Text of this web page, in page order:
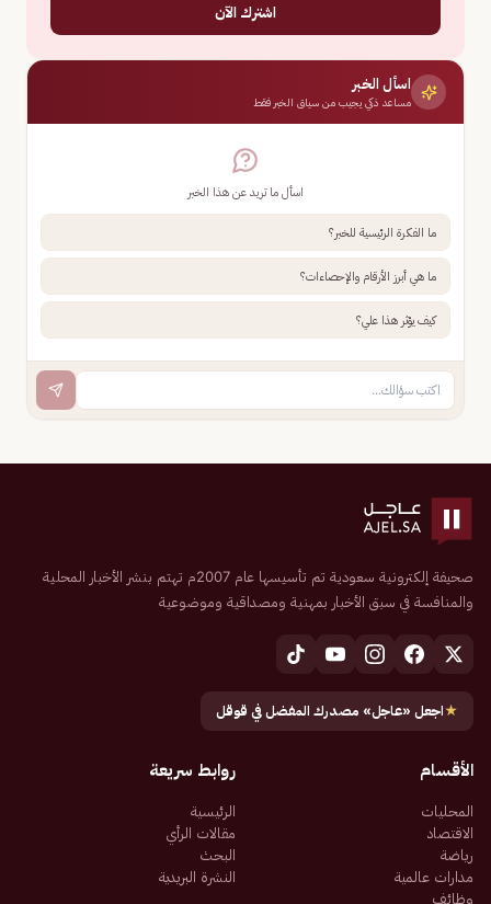
اشترك الآن
اسأل الخبر
مساعد ذكي يجيب من سياق الخبر فقط
اسأل ما تريد عن هذا الخبر
ما الفكرة الرئيسية للخبر؟
ما هي أبرز الأرقام والإحصاءات؟
كيف يؤثر هذا علي؟
صحيفة إلكترونية سعودية تم تأسيسها عام 2007م تهتم بنشر الأخبار المحلية
والمنافسة في سبق الأخبار بمهنية ومصداقية وموضوعية
★اجعل «عاجل» مصدرك المفضل في قوقل
الأقسام
المحليات
الاقتصاد
رياضة
مدارات عالمية
وظائف
روابط سريعة
الرئيسية
مقالات الرأي
البحث
النشرة البريدية